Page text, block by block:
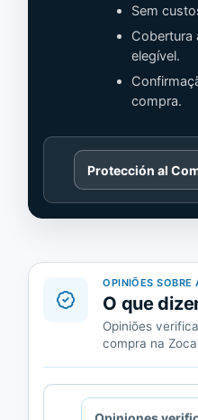
Sem
Cobertura
elegível.
compra.
Cargando
contenido
de
Trusted
Protección al
OPINIÕES SOBRE
O que
Opiniões
compra na
Cargando